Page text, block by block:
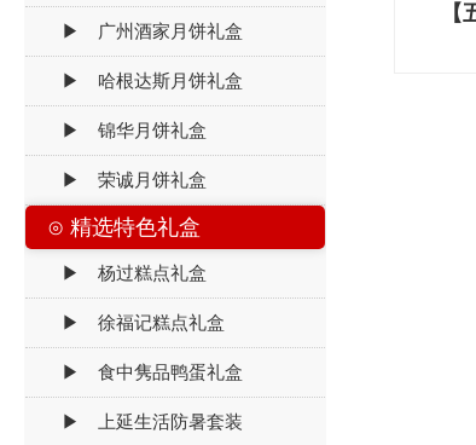
▶ 广州酒家月饼礼盒
▶ 哈根达斯月饼礼盒
▶ 锦华月饼礼盒
▶ 荣诚月饼礼盒
⊙ 精选特色礼盒
▶ 杨过糕点礼盒
▶ 徐福记糕点礼盒
▶ 食中隽品鸭蛋礼盒
▶ 上延生活防暑套装